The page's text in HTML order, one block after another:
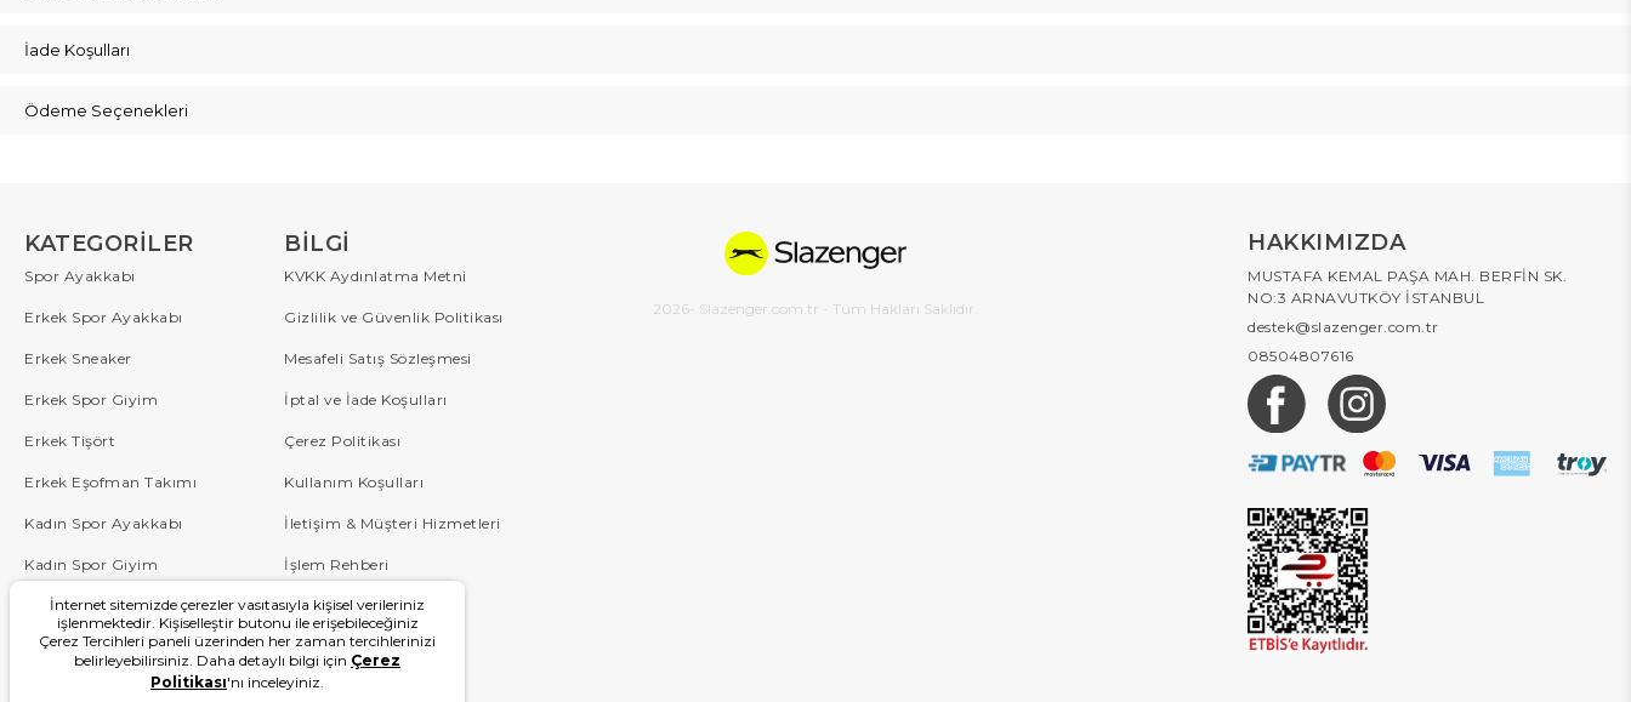
İade Koşulları
Ödeme Seçenekleri
KATEGORILER
Spor Ayakkabı
Erkek Spor Ayakkabı
Erkek Sneaker
Erkek Spor Giyim
Erkek Tişört
Erkek Eşofman Takımı
Kadın Spor Ayakkabı
Kadın Spor Giyim
Çocuk
Blog
BILGI
KVKK Aydınlatma Metni
Gizlilik ve Güvenlik Politikası
Mesafeli Satış Sözleşmesi
İptal ve İade Koşulları
Çerez Politikası
Kullanım Koşulları
İletişim & Müşteri Hizmetleri
İşlem Rehberi
Sipariş Takip
Sıkça Sorulan Sorular
Kampanyalar
2026- Slazenger.com.tr - Tüm Hakları Saklıdır.
HAKKIMIZDA
MUSTAFA KEMAL PAŞA MAH. BERFİN SK.
NO:3 ARNAVUTKÖY İSTANBUL
destek@slazenger.com.tr
08504807616
İnternet sitemizde çerezler vasıtasıyla kişisel verileriniz
işlenmektedir. Kişiselleştir butonu ile erişebileceğiniz
Çerez Tercihleri paneli üzerinden her zaman tercihlerinizi
belirleyebilirsiniz. Daha detaylı bilgi için Çerez
Politikası'nı inceleyiniz.